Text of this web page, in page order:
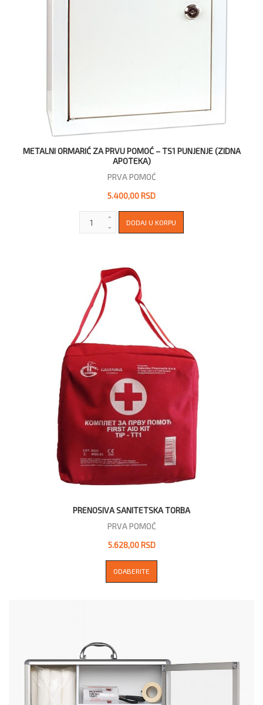
METALNI ORMARIĆ ZA PRVU POMOĆ – TS1 PUNJENJE (ZIDNA
APOTEKA)
PRVA POMOĆ
5.400,00 RSD
PRENOSIVA SANITETSKA TORBA
PRVA POMOĆ
5.628,00 RSD
ODABERITE